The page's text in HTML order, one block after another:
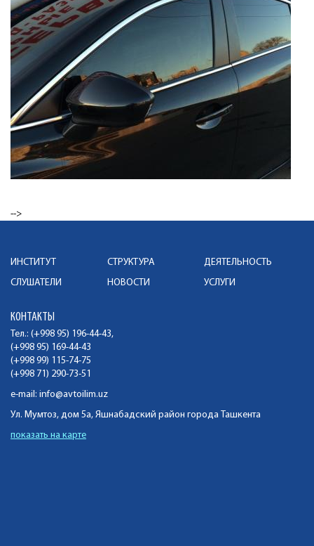
-->
ИНСТИТУТ СТРУКТУРА
ДЕЯТЕЛЬНОСТЬ
СЛУШАТЕЛИ
НОВОСТИ УСЛУГИ
КОНТАКТЫ
Тел.: (+998 95) 196-44-43,
(+998 95) 169-44-43
(+998 99) 115-74-75
(+998 71) 290-73-51
e-mail: info@avtoilim.uz
Ул. Мумтоз, дом 5а, Яшнабадский район города Ташкента
показать на карте